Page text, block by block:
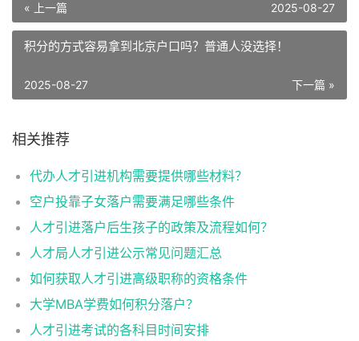
« 上一篇 2025-08-27
积分的方式容易拿到北京户口吗？普通人没选择！
下一篇 »
2025-08-27
相关推荐
代办人才引进机构需要提供哪些材料？
空户投靠子女落户需要满足哪些条件
人才引进落户后生孩子的政策及流程如何？
人才局人才引进公示常见问题汇总
如何获取人才引进高级职称的资格条件
大学MBA学费如何积分落户？
人才引进考试的各科目时间安排